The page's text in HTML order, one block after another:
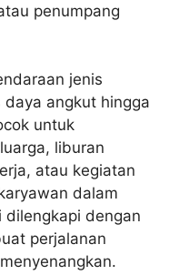
penumpang
jenis
angkut hingga
untuk
liburan
atau kegiatan
dalam
dilengkapi dengan
perjalanan